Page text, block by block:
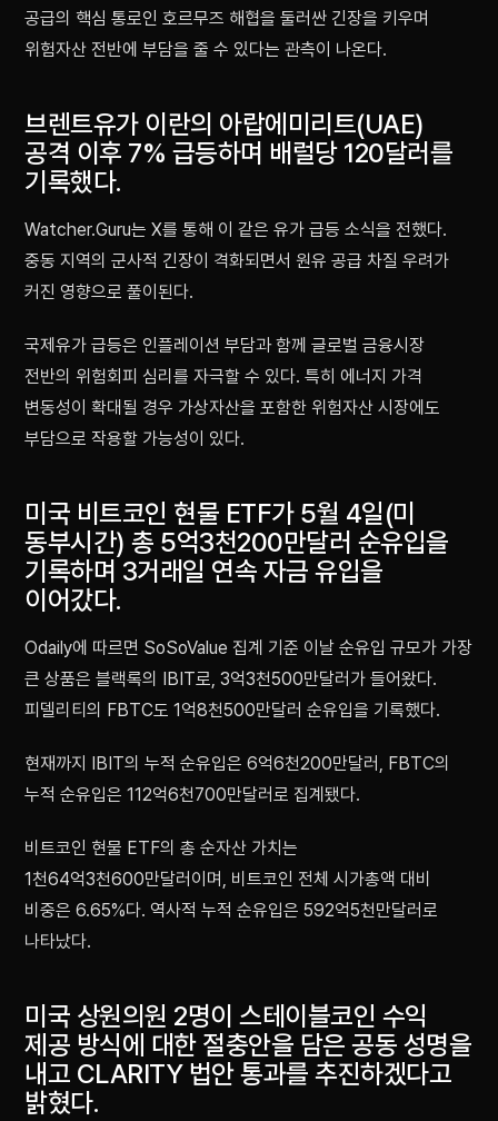
공급의 핵심 통로인 호르무즈 해협을 둘러싼 긴장을 키우며
위험자산 전반에 부담을 줄 수 있다는 관측이 나온다.
브렌트유가 이란의 아랍에미리트(UAE)
공격 이후 7% 급등하며 배럴당 120달러를
기록했다.
Watcher.Guru는 X를 통해 이 같은 유가 급등 소식을 전했다.
중동 지역의 군사적 긴장이 격화되면서 원유 공급 차질 우려가
커진 영향으로 풀이된다.
국제유가 급등은 인플레이션 부담과 함께 글로벌 금융시장
전반의 위험회피 심리를 자극할 수 있다. 특히 에너지 가격
변동성이 확대될 경우 가상자산을 포함한 위험자산 시장에도
부담으로 작용할 가능성이 있다.
미국 비트코인 현물 ETF가 5월 4일(미
동부시간) 총 5억3천200만달러 순유입을
기록하며 3거래일 연속 자금 유입을
이어갔다.
Odaily에 따르면 SoSoValue 집계 기준 이날 순유입 규모가 가장
큰 상품은 블랙록의 IBIT로, 3억3천500만달러가 들어왔다.
피델리티의 FBTC도 1억8천500만달러 순유입을 기록했다.
현재까지 IBIT의 누적 순유입은 6억6천200만달러, FBTC의
누적 순유입은 112억6천700만달러로 집계됐다.
비트코인 현물 ETF의 총 순자산 가치는
1천64억3천600만달러이며, 비트코인 전체 시가총액 대비
비중은 6.65%다. 역사적 누적 순유입은 592억5천만달러로
나타났다.
미국 상원의원 2명이 스테이블코인 수익
제공 방식에 대한 절충안을 담은 공동 성명을
내고 CLARITY 법안 통과를 추진하겠다고
밝혔다.